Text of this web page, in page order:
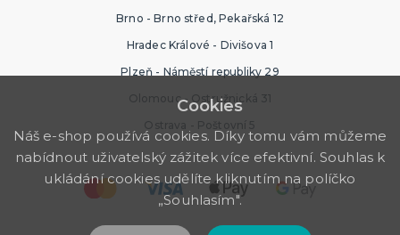
Brno - Brno střed, Pekařská 12
Hradec Králové - Divišova 1
Plzeň - Náměstí republiky 29
Olomouc - Ostružnická 31
Ostrava - Poštovní 5
Cookies
Náš e-shop používá cookies. Díky tomu vám můžeme
nabídnout uživatelský zážitek více efektivní. Souhlas k
ukládání cookies udělíte kliknutím na políčko
„Souhlasím".